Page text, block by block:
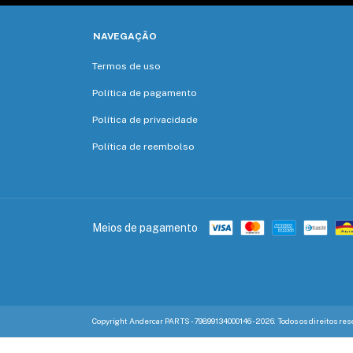
NAVEGAÇÃO
Termos de uso
Política de pagamento
Política de privacidade
Política de reembolso
Meios de pagamento
Copyright Andercar PARTS - 79899134000146 - 2026. Todos os direitos